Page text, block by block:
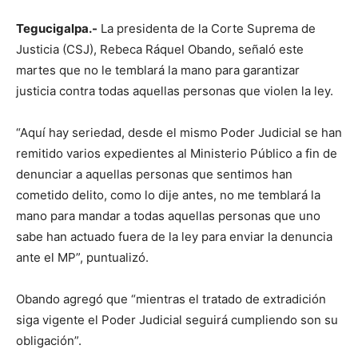
Tegucigalpa.- La presidenta de la Corte Suprema de
Justicia (CSJ), Rebeca Ráquel Obando, señaló este
martes que no le temblará la mano para garantizar
justicia contra todas aquellas personas que violen la ley.
“Aquí hay seriedad, desde el mismo Poder Judicial se han
remitido varios expedientes al Ministerio Público a fin de
denunciar a aquellas personas que sentimos han
cometido delito, como lo dije antes, no me temblará la
mano para mandar a todas aquellas personas que uno
sabe han actuado fuera de la ley para enviar la denuncia
ante el MP”, puntualizó.
Obando agregó que “mientras el tratado de extradición
siga vigente el Poder Judicial seguirá cumpliendo son su
obligación”.